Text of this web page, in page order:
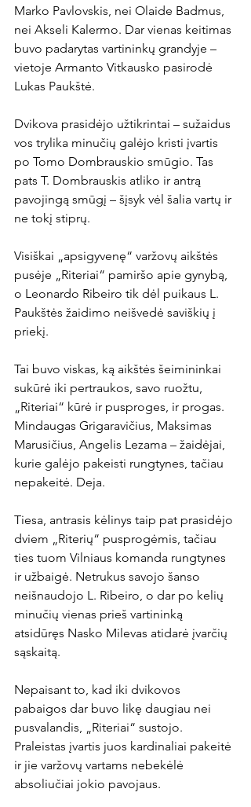
Marko Pavlovskis, nei Olaide Badmus,
nei Akseli Kalermo. Dar vienas keitimas
buvo padarytas vartininkų grandyje –
vietoje Armanto Vitkausko pasirodė
Lukas Paukštė.
Dvikova prasidėjo užtikrintai – sužaidus
vos trylika minučių galėjo kristi įvartis
po Tomo Dombrauskio smūgio. Tas
pats T. Dombrauskis atliko ir antrą
pavojingą smūgį – šįsyk vėl šalia vartų ir
ne tokį stiprų.
Visiškai „apsigyvenę“ varžovų aikštės
pusėje „Riteriai“ pamiršo apie gynybą,
o Leonardo Ribeiro tik dėl puikaus L.
Paukštės žaidimo neišvedė saviškių į
priekį.
Tai buvo viskas, ką aikštės šeimininkai
sukūrė iki pertraukos, savo ruožtu,
„Riteriai“ kūrė ir pusproges, ir progas.
Mindaugas Grigaravičius, Maksimas
Marusičius, Angelis Lezama – žaidėjai,
kurie galėjo pakeisti rungtynes, tačiau
nepakeitė. Deja.
Tiesa, antrasis kėlinys taip pat prasidėjo
dviem „Riterių“ pusprogėmis, tačiau
ties tuom Vilniaus komanda rungtynes
ir užbaigė. Netrukus savojo šanso
neišnaudojo L. Ribeiro, o dar po kelių
minučių vienas prieš vartininką
atsidūręs Nasko Milevas atidarė įvarčių
sąskaitą.
Nepaisant to, kad iki dvikovos
pabaigos dar buvo likę daugiau nei
pusvalandis, „Riteriai“ sustojo.
Praleistas įvartis juos kardinaliai pakeitė
ir jie varžovų vartams nebekėlė
absoliučiai jokio pavojaus.